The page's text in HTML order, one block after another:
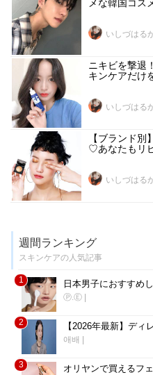
メな韓国コス
いしづはる
ニキビを撃退
キンケアだけ
いしづはる
【ブランド
♡あなたもリ
いしづはる
週間ランキング
スキンケアの人気記事
1 日本男子におすすめ
Ⓟ.Ⓔ
2 【2026年最新】ディ
애배
3 オリヤンで買えるフ